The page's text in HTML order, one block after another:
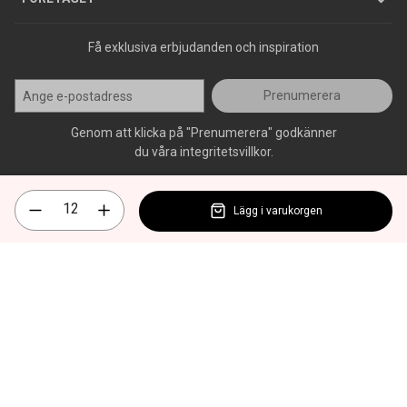
Få exklusiva erbjudanden och inspiration
Prenumerera
Genom att klicka på "Prenumerera" godkänner
du våra integritetsvillkor.
Lägg i varukorgen